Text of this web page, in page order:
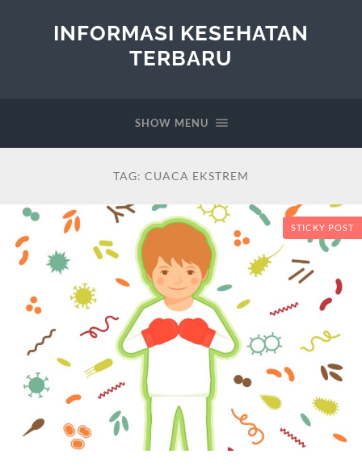
INFORMASI KESEHATAN
TERBARU
SHOW MENU
TAG: CUACA EKSTREM
STICKY POST